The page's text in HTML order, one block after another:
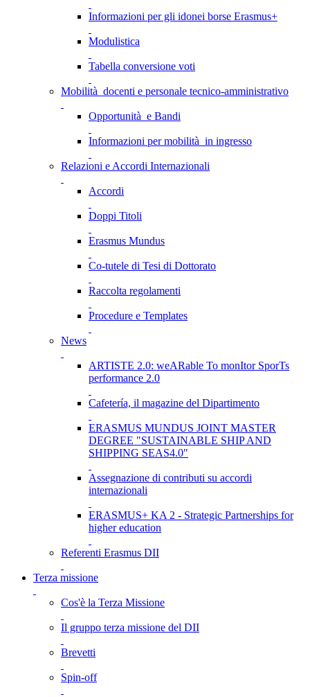
Informazioni per gli idonei borse Erasmus+
Modulistica
Tabella conversione voti
Mobilità docenti e personale tecnico-amministrativo
Opportunità e Bandi
Informazioni per mobilità in ingresso
Relazioni e Accordi Internazionali
Accordi
Doppi Titoli
Erasmus Mundus
Co-tutele di Tesi di Dottorato
Raccolta regolamenti
Procedure e Templates
News
ARTISTE 2.0: weARable To monItor SporTs
performance 2.0
Cafetería, il magazine del Dipartimento
ERASMUS MUNDUS JOINT MASTER
DEGREE "SUSTAINABLE SHIP AND
SHIPPING SEAS4.0"
Assegnazione di contributi su accordi
internazionali
ERASMUS+ KA 2 - Strategic Partnerships for
higher education
Referenti Erasmus DII
Terza missione
Cos'è la Terza Missione
Il gruppo terza missione del DII
Brevetti
Spin-off